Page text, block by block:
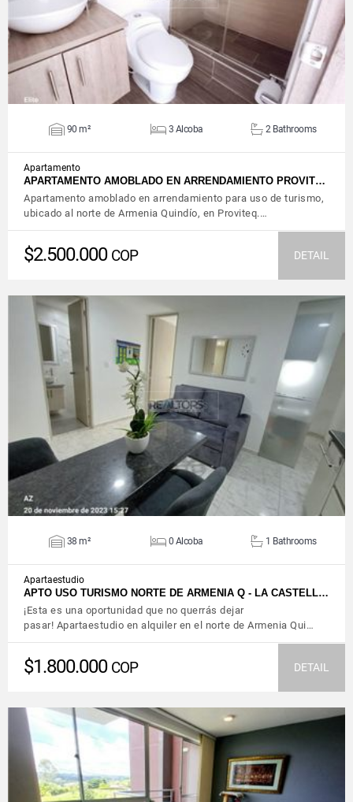
90 m² 3 Alcoba 2 Bathrooms
Apartamento
APARTAMENTO AMOBLADO EN ARRENDAMIENTO PROVIT…
Apartamento amoblado en arrendamiento para uso de turismo,
ubicado al norte de Armenia Quindío, en Proviteq.…
$2.500.000 COP DETAIL
VIEW DETAILS
38 m² 0 Alcoba 1 Bathrooms
Apartaestudio
APTO USO TURISMO NORTE DE ARMENIA Q - LA CASTELL…
¡Esta es una oportunidad que no querrás dejar
pasar! Apartaestudio en alquiler en el norte de Armenia Qui…
$1.800.000 COP DETAIL